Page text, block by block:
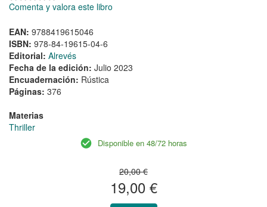
Comenta y valora este libro
EAN: 9788419615046
ISBN: 978-84-19615-04-6
Editorial: Alrevés
Fecha de la edición: Julio 2023
Encuadernación: Rústica
Páginas: 376
Materias
Thriller
Disponible en 48/72 horas
20,00 €
19,00 €